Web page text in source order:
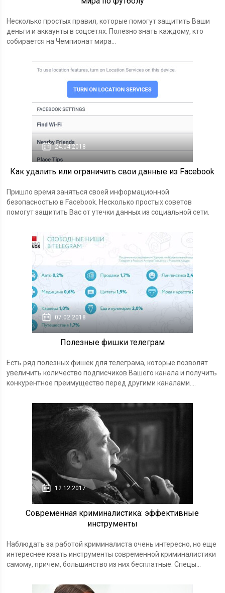
Несколько простых правил, которые помогут защитить Ваши
деньги и аккаунты в соцсетях. Полезно знать каждому, кто
собирается на Чемпионат мира...
24.04.2018
Как удалить или ограничить свои данные из Facebook
Пришло время заняться своей информационной
безопасностью в Facebook. Несколько простых советов
помогут защитить Вас от утечки данных из социальной сети.
07.02.2018
Полезные фишки телеграм
Есть ряд полезных фишек для телеграма, которые позволят
увеличить количество подписчиков Вашего канала и получить
конкурентное преимущество перед другими каналами....
12.12.2017
Современная криминалистика: эффективные
инструменты
Наблюдать за работой криминалиста очень интересно, но еще
интереснее юзать инструменты современной криминалистики
самому, причем, большинство из них бесплатные. Спецы...